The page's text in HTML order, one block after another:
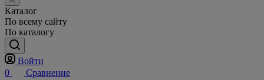
Каталог
По всему сайту
По каталогу
Войти
0
Сравнение